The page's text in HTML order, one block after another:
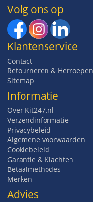
Volg ons op
Klantenservice
Contact
Retourneren & Herroepen
Sitemap
Informatie
Over Kit247.nl
Verzendinformatie
Privacybeleid
Algemene voorwaarden
Cookiebeleid
Garantie & Klachten
Betaalmethodes
Merken
Advies